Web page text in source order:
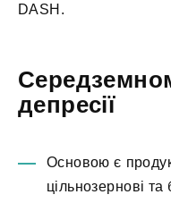
DASH.
депресії
Основою є
цільнозернові та